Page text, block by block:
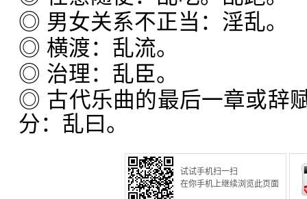
◎ 男女关系不正当：淫乱。
◎ 横渡：乱流。
◎ 治理：乱臣。
◎ 古代乐曲的最后一章或辞
分：乱曰。
试试手机扫一扫
在你手机上继续浏览此页面